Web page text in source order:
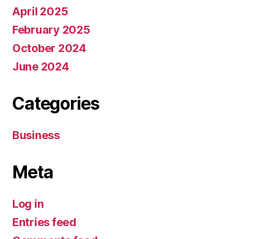
April 2025
February 2025
October 2024
June 2024
Categories
Business
Meta
Log in
Entries feed